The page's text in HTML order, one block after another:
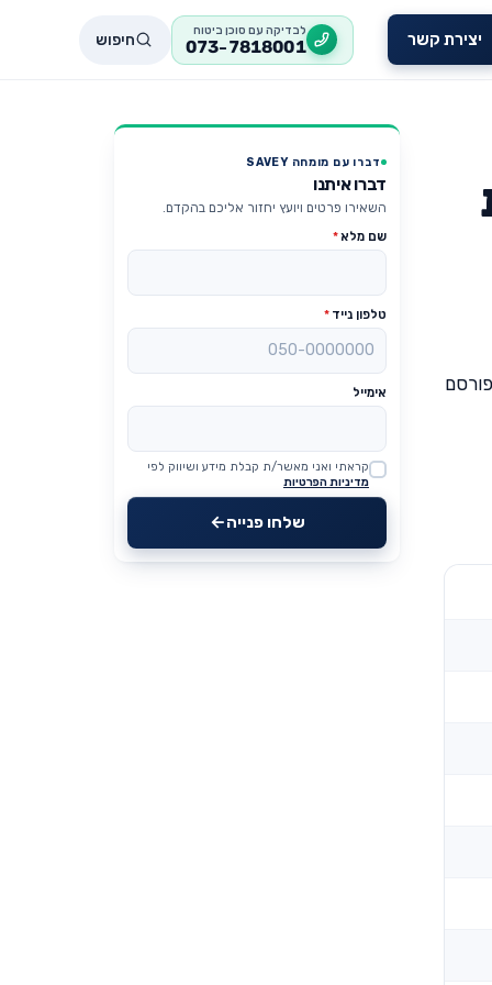
יצירת קשר לבדיקה עם סוכן ביטוח
073-7818001 חיפוש
דברו עם מומחה SAVEY
דברו איתנו
השאירו פרטים ויועץ יחזור אליכם בהקדם.
שם מלא*
טלפון נייד *
אימייל
Website
קראתי ואני מאשר/ת קבלת מידע ושיווק לפי
מדיניות הפרטיות
שלחו פנייה